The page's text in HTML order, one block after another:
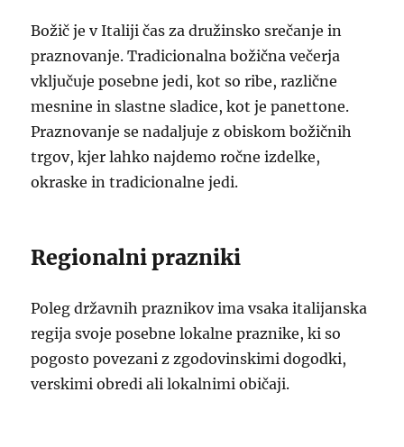
Božič je v Italiji čas za družinsko srečanje in
praznovanje. Tradicionalna božična večerja
vključuje posebne jedi, kot so ribe, različne
mesnine in slastne sladice, kot je panettone.
Praznovanje se nadaljuje z obiskom božičnih
trgov, kjer lahko najdemo ročne izdelke,
okraske in tradicionalne jedi.
Regionalni prazniki
Poleg državnih praznikov ima vsaka italijanska
regija svoje posebne lokalne praznike, ki so
pogosto povezani z zgodovinskimi dogodki,
verskimi obredi ali lokalnimi običaji.